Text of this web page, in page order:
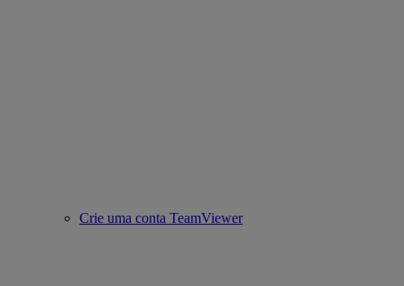
Crie uma conta TeamViewer